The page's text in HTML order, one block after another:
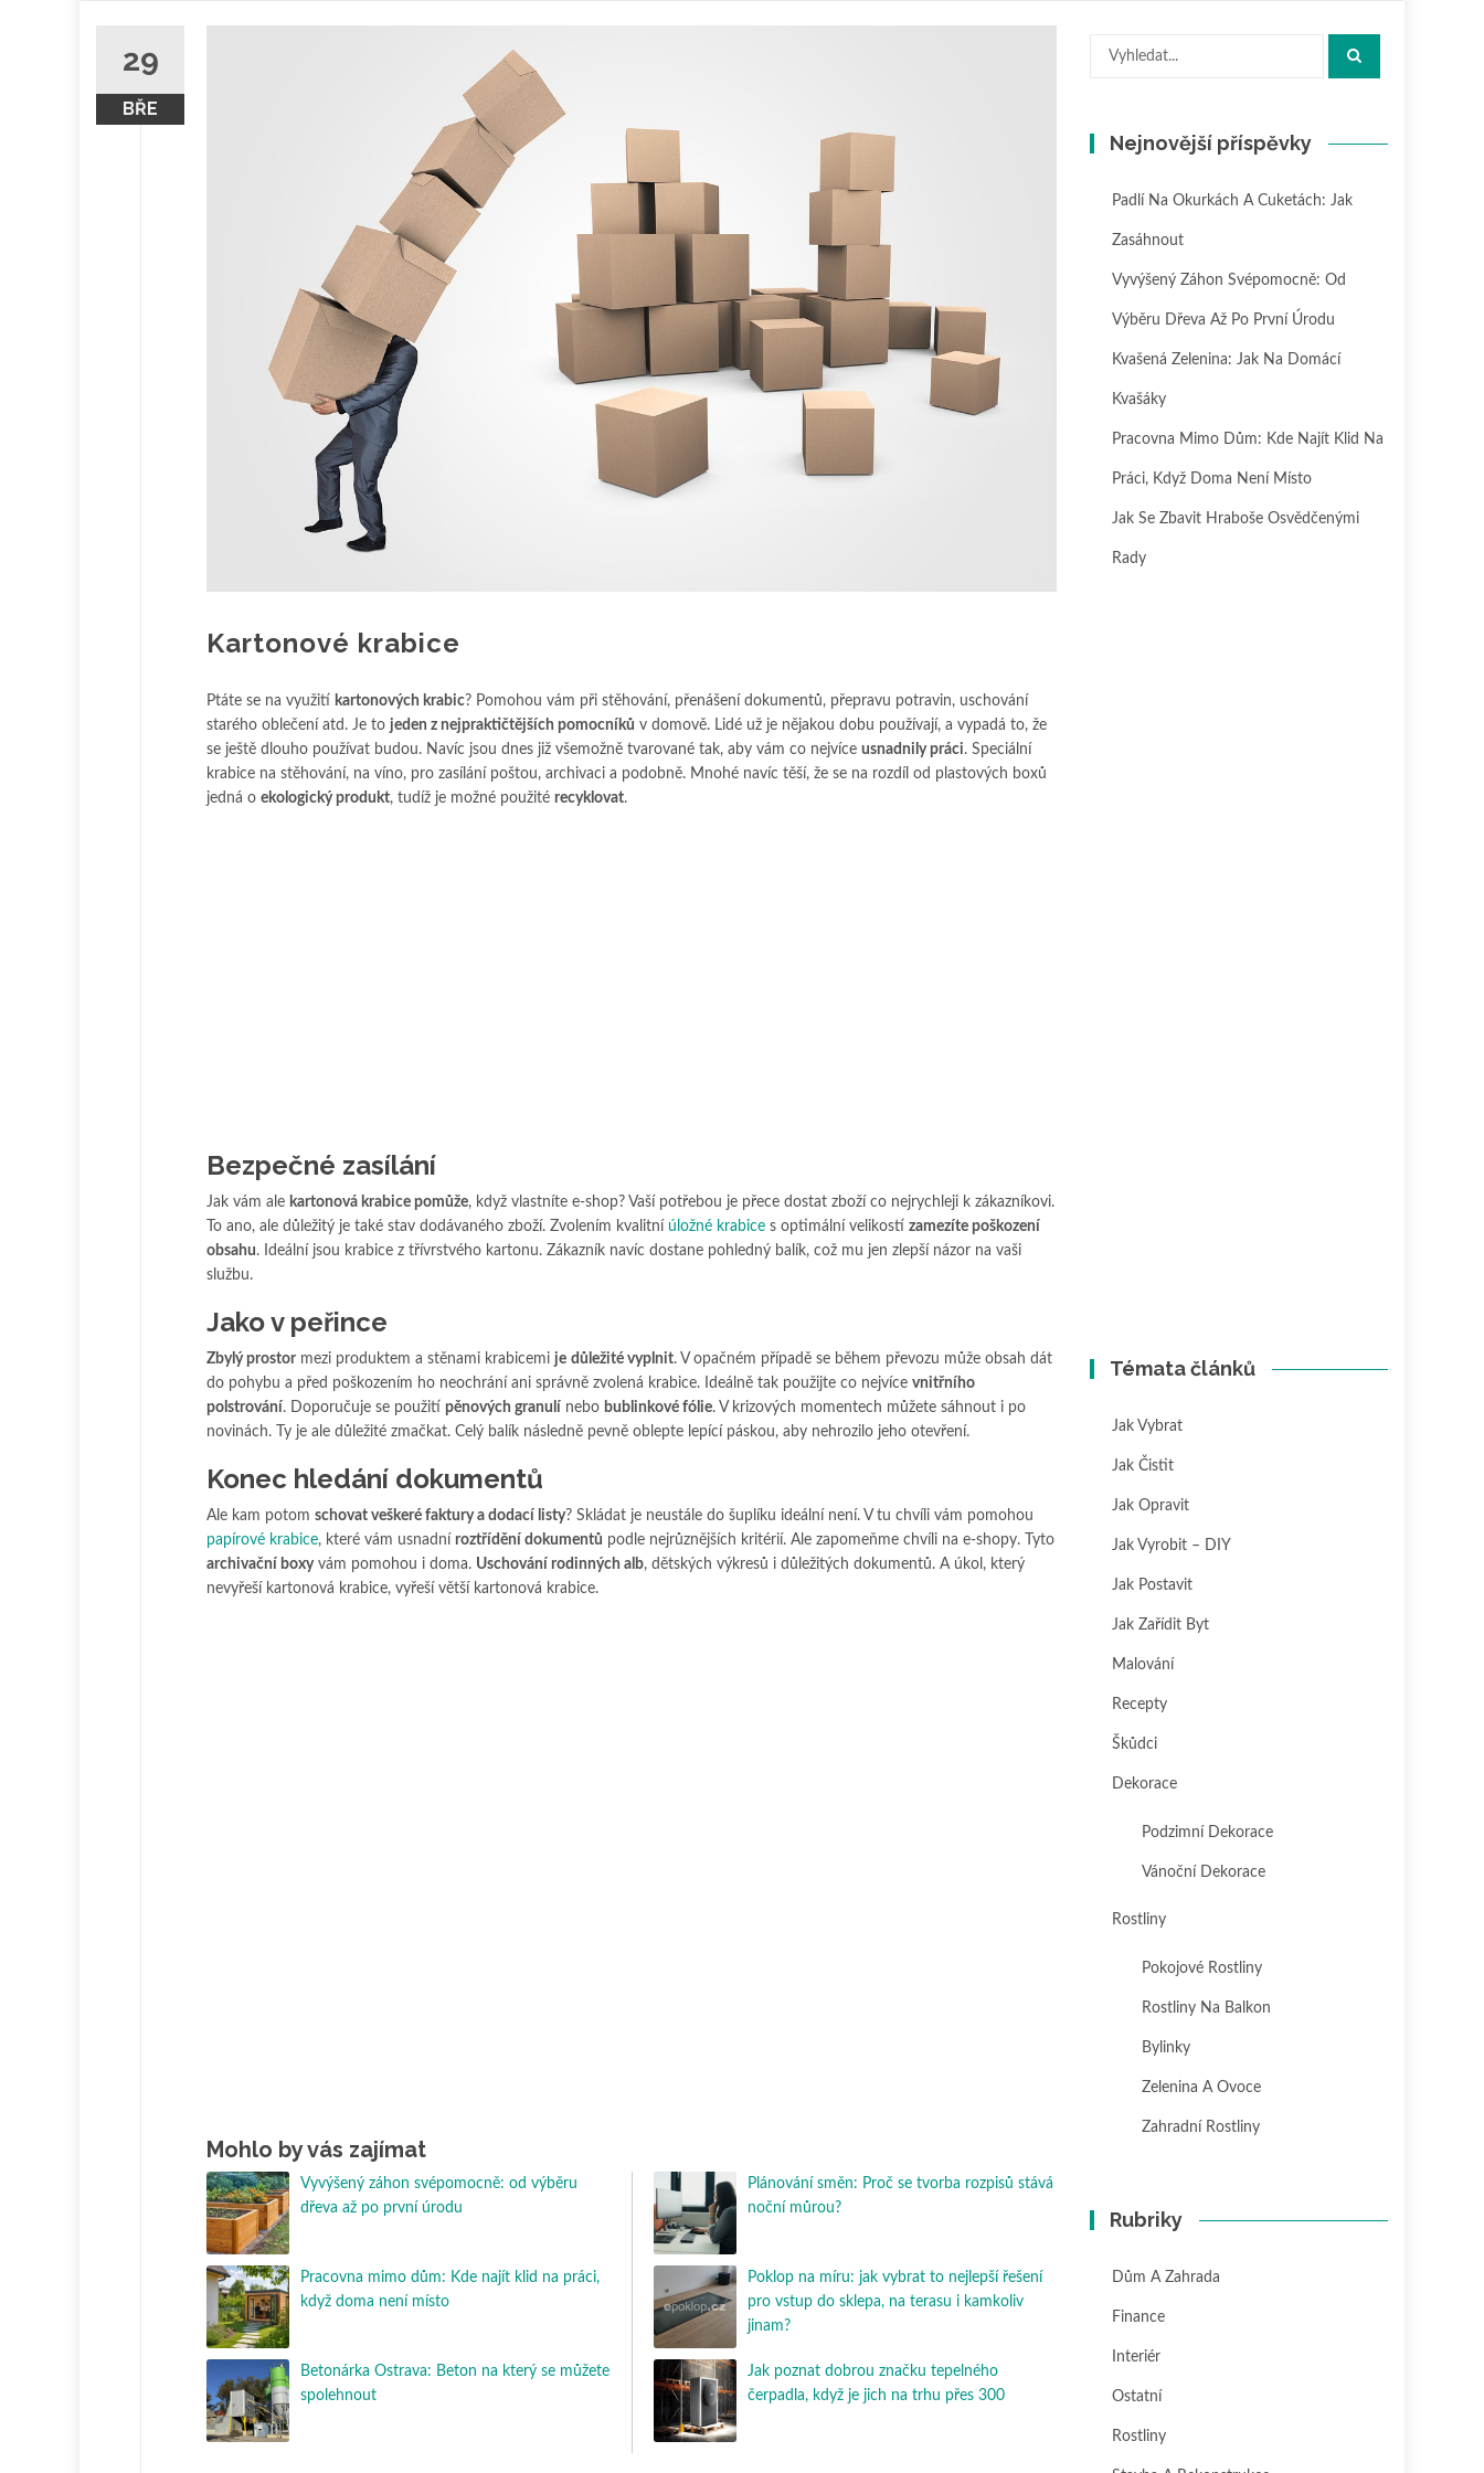
29
BŘE
Kartonové krabice
Ptáte se na využití kartonových krabic? Pomohou vám při stěhování, přenášení dokumentů, přepravu potravin, uschování
starého oblečení atd. Je to jeden z nejpraktičtějších pomocníků v domově. Lidé už je nějakou dobu používají, a vypadá to, že
se ještě dlouho používat budou. Navíc jsou dnes již všemožně tvarované tak, aby vám co nejvíce usnadnily práci. Speciální
krabice na stěhování, na víno, pro zasílání poštou, archivaci a podobně. Mnohé navíc těší, že se na rozdíl od plastových boxů
jedná o ekologický produkt, tudíž je možné použité recyklovat.
Bezpečné zasílání
Jak vám ale kartonová krabice pomůže, když vlastníte e-shop? Vaší potřebou je přece dostat zboží co nejrychleji k zákazníkovi.
To ano, ale důležitý je také stav dodávaného zboží. Zvolením kvalitní úložné krabice s optimální velikostí zamezíte poškození
obsahu. Ideální jsou krabice z třívrstvého kartonu. Zákazník navíc dostane pohledný balík, což mu jen zlepší názor na vaši
službu.
Jako v peřince
Zbylý prostor mezi produktem a stěnami krabicemi je důležité vyplnit. V opačném případě se během převozu může obsah dát
do pohybu a před poškozením ho neochrání ani správně zvolená krabice. Ideálně tak použijte co nejvíce vnitřního
polstrování. Doporučuje se použití pěnových granulí nebo bublinkové fólie. V krizových momentech můžete sáhnout i po
novinách. Ty je ale důležité zmačkat. Celý balík následně pevně oblepte lepící páskou, aby nehrozilo jeho otevření.
Konec hledání dokumentů
Ale kam potom schovat veškeré faktury a dodací listy? Skládat je neustále do šuplíku ideální není. V tu chvíli vám pomohou
papírové krabice, které vám usnadní roztřídění dokumentů podle nejrůznějších kritérií. Ale zapomeňme chvíli na e-shopy. Tyto
archivační boxyvám pomohou i doma. Uschování rodinných alb, dětských výkresů i důležitých dokumentů. A úkol, který
nevyřeší kartonová krabice, vyřeší větší kartonová krabice.
Mohlo by vás zajímat
Vyvýšený záhon svépomocně: od výběru
dřeva až po první úrodu
Pracovna mimo dům: Kde najít klid na práci,
když doma není místo
Betonárka Ostrava: Beton na který se můžete
spolehnout
Plánování směn: Proč se tvorba rozpisů stává
noční můrou?
Poklop na míru: jak vybrat to nejlepší řešení
pro vstup do sklepa, na terasu i kamkoliv
jinam?
Jak poznat dobrou značku tepelného
čerpadla, když je jich na trhu přes 300
Hledat:
Nejnovější příspěvky
Padlí Na Okurkách A Cuketách: Jak
Zasáhnout
Vyvýšený Záhon Svépomocně: Od
Výběru Dřeva Až Po První Úrodu
Kvašená Zelenina: Jak Na Domácí
Kvašáky
Pracovna Mimo Dům: Kde Najít Klid Na
Práci, Když Doma Není Místo
Jak Se Zbavit Hraboše Osvědčenými
Rady
Témata článků
Jak Vybrat
Jak Čistit
Jak Opravit
Jak Vyrobit – DIY
Jak Postavit
Jak Zařídit Byt
Malování
Recepty
Škůdci
Dekorace
Podzimní Dekorace
Vánoční Dekorace
Rostliny
Pokojové Rostliny
Rostliny Na Balkon
Bylinky
Zelenina A Ovoce
Zahradní Rostliny
Rubriky
Dům A Zahrada
Finance
Interiér
Ostatní
Rostliny